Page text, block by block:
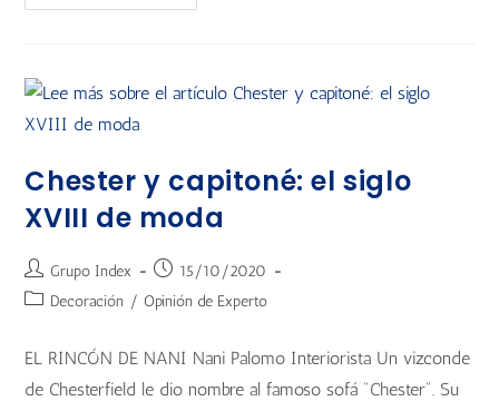
Chester y capitoné: el siglo
XVIII de moda
Grupo Index
15/10/2020
Decoración / Opinión de Experto
EL RINCÓN DE NANI Nani Palomo Interiorista Un vizconde
de Chesterfield le dio nombre al famoso sofá "Chester". Su